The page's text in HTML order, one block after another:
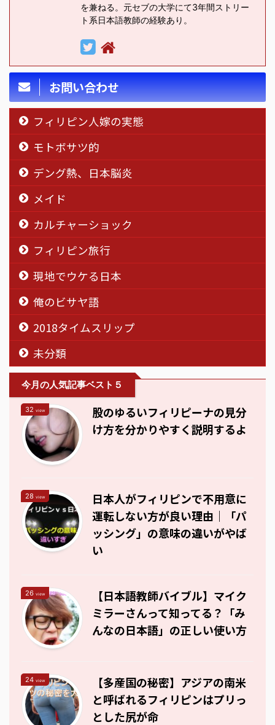
を兼ねる。元セブの大学にて3年間ストリー
ト系日本語教師の経験あり。
お問い合わせ
フィリピン人嫁の実態
モトボサツ的
デング熱、日本脳炎
メイド
カルチャーショック
フィリピン旅行
現地でウケる日本
俺のビサヤ語
2018タイムスリップ
未分類
今月の人気記事ベスト５
32 view
股のゆるいフィリピーナの見分
け方を分かりやすく説明するよ
28 view
日本人がフィリピンで不用意に
運転しない方が良い理由｜「パ
ッシング」の意味の違いがやば
い
26 view
【日本語教師バイブル】マイク
ミラーさんって知ってる？「み
んなの日本語」の正しい使い方
24 view
【多産国の秘密】アジアの南米
と呼ばれるフィリピンはプリっ
とした尻が命